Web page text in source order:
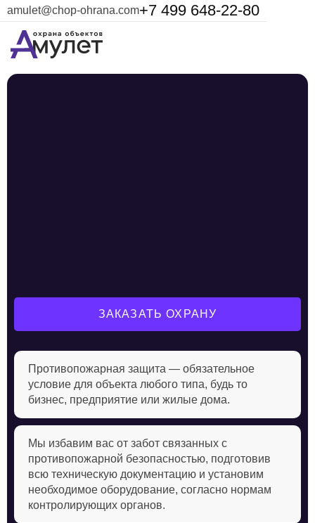
amulet@chop-ohrana.com+7 499 648-22-80
ЗАКАЗАТЬ ОХРАНУ
Противопожарная защита — обязательное
условие для объекта любого типа, будь то
бизнес, предприятие или жилые дома.
Мы избавим вас от забот связанных с
противопожарной безопасностью, подготовив
всю техническую документацию и установим
необходимое оборудование, согласно нормам
контролирующих органов.